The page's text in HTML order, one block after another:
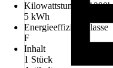
Kilowattstunden/1000h
5 kWh
Energieeffizienzklasse
F
Inhalt
1 Stück